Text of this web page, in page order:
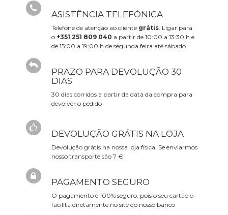
ASISTÊNCIA TELEFÓNICA
Telefone de atenção ao cliente grátis. Ligar para
o +351 251 809 040 a partir de 10:00 a 13:30 h e
de 15:00 a 19:00 h de segunda feira até sábado
PRAZO PARA DEVOLUÇÃO 30
DIAS
30 dias corridos a partir da data da compra para
devolver o pedido
DEVOLUÇÃO GRÁTIS NA LOJA
Devolução grátis na nossa loja física. Se enviarmos
nosso transporte são 7 €
PAGAMENTO SEGURO
O pagamento é 100% seguro, pois o seu cartão o
facilita diretamente no site do nosso banco